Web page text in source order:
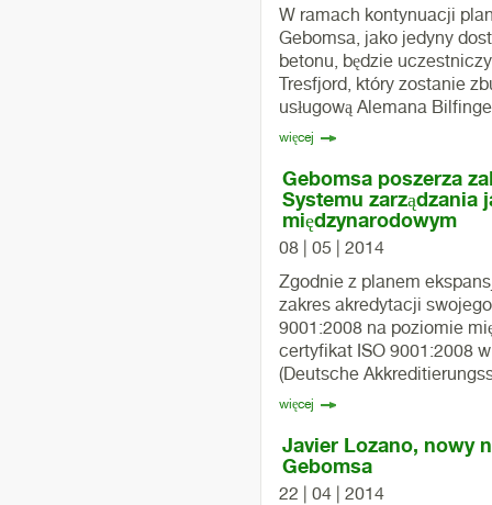
W ramach kontynuacji
Gebomsa, jako jedyny
betonu, będzie
Tresfjord, który zostanie
usługową Alemana
więcej
Gebomsa poszerza
Systemu zarządzania
międzynarodowym
08 | 05 | 2014
Zgodnie z planem
zakres akredytacji
9001:2008 na poziomie
certyfikat ISO 9001:2008
(Deutsche
więcej
Javier Lozano, nowy
Gebomsa
22 | 04 | 2014